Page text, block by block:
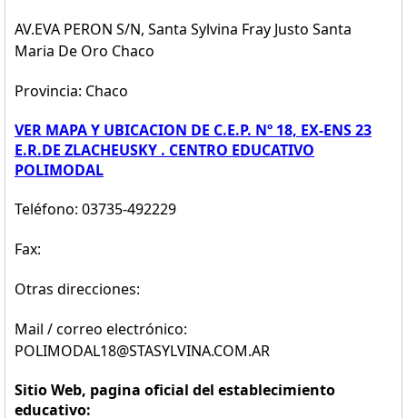
AV.EVA PERON S/N, Santa Sylvina Fray Justo Santa
Maria De Oro Chaco
Provincia: Chaco
VER MAPA Y UBICACION DE C.E.P. Nº 18, EX-ENS 23
E.R.DE ZLACHEUSKY . CENTRO EDUCATIVO
POLIMODAL
Teléfono: 03735-492229
Fax:
Otras direcciones:
Mail / correo electrónico:
POLIMODAL18@STASYLVINA.COM.AR
Sitio Web, pagina oficial del establecimiento
educativo: